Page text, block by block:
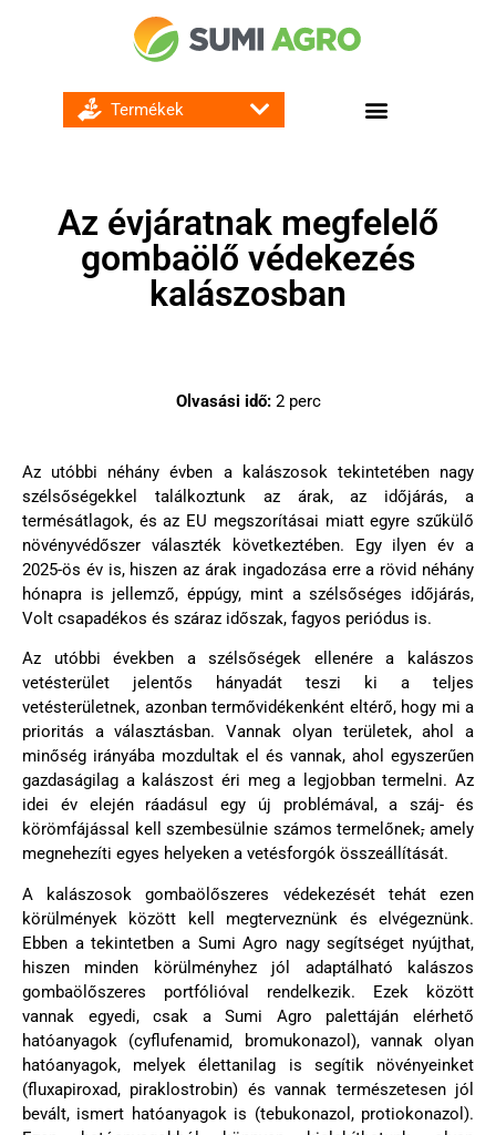
Az évjáratnak megfelelő
gombaölő védekezés
kalászosban
Olvasási idő: 2 perc
Az utóbbi néhány évben a kalászosok tekintetében nagy
szélsőségekkel találkoztunk az árak, az időjárás, a
termésátlagok, és az EU megszorításai miatt egyre szűkülő
növényvédőszer választék következtében. Egy ilyen év a
2025-ös év is, hiszen az árak ingadozása erre a rövid néhány
hónapra is jellemző, éppúgy, mint a szélsőséges időjárás,
Volt csapadékos és száraz időszak, fagyos periódus is.
Az utóbbi években a szélsőségek ellenére a kalászos
vetésterület jelentős hányadát teszi ki a teljes
vetésterületnek, azonban termővidékenként eltérő, hogy mi a
prioritás a választásban. Vannak olyan területek, ahol a
minőség irányába mozdultak el és vannak, ahol egyszerűen
gazdaságilag a kalászost éri meg a legjobban termelni. Az
idei év elején ráadásul egy új problémával, a száj- és
körömfájással kell szembesülnie számos termelőnek,amely
megnehezíti egyes helyeken a vetésforgók összeállítását.
A kalászosok gombaölőszeres védekezését tehát ezen
körülmények között kell megterveznünk és elvégeznünk.
Ebben a tekintetben a Sumi Agro nagy segítséget nyújthat,
hiszen minden körülményhez jól adaptálható kalászos
gombaölőszeres portfólióval rendelkezik. Ezek között
vannak egyedi, csak a Sumi Agro palettáján elérhető
hatóanyagok (cyflufenamid, bromukonazol), vannak olyan
hatóanyagok, melyek élettanilag is segítik növényeinket
(fluxapiroxad, piraklostrobin) és vannak természetesen jól
bevált, ismert hatóanyagok is (tebukonazol, protiokonazol).